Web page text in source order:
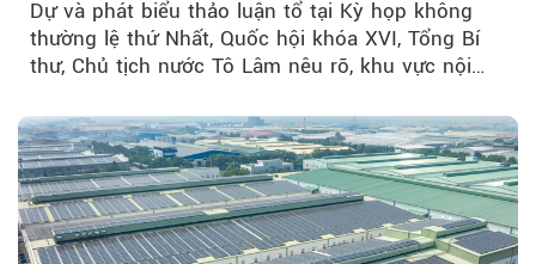
Dự và phát biểu thảo luận tổ tại Kỳ họp không
thường lệ thứ Nhất, Quốc hội khóa XVI, Tổng Bí
thư, Chủ tịch nước Tô Lâm nêu rõ, khu vực nội